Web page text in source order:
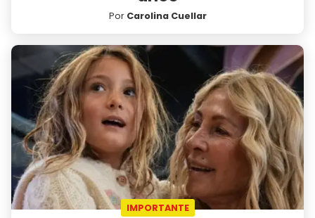
Por Carolina Cuellar
IMPORTANTE